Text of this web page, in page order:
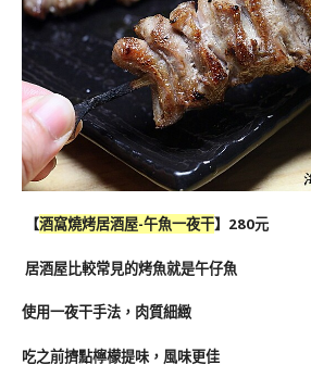
【酒窩燒烤居酒屋-午魚一夜干】280元
居酒屋比較常見的烤魚就是午仔魚
使用一夜干手法，肉質細緻
吃之前擠點檸檬提味，風味更佳